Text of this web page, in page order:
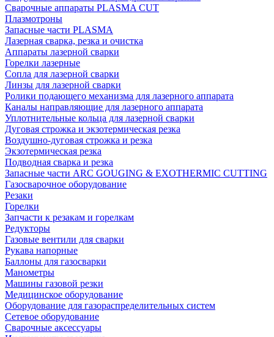
Сварочные аппараты PLASMA CUT
Плазмотроны
Запасные части PLASMA
Лазерная сварка, резка и очистка
Аппараты лазерной сварки
Горелки лазерные
Сопла для лазерной сварки
Линзы для лазерной сварки
Ролики подающего механизма для лазерного аппарата
Каналы направляющие для лазерного аппарата
Уплотнительные кольца для лазерной сварки
Дуговая строжка и экзотермическая резка
Воздушно-дуговая строжка и резка
Экзотермическая резка
Подводная сварка и резка
Запасные части ARC GOUGING & EXOTHERMIC CUTTING
Газосварочное оборудование
Резаки
Горелки
Запчасти к резакам и горелкам
Редукторы
Газовые вентили для сварки
Рукава напорные
Баллоны для газосварки
Манометры
Машины газовой резки
Медицинское оборудование
Оборудование для газораспределительных систем
Сетевое оборудование
Сварочные аксессуары